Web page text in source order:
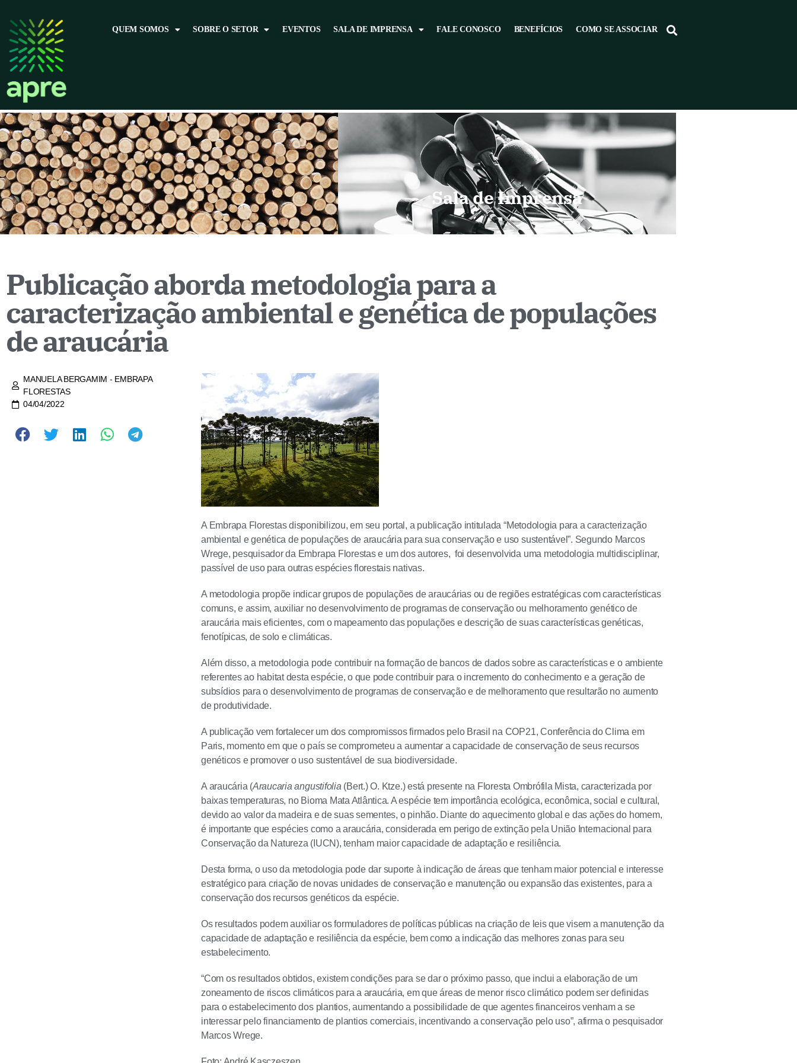
QUEM SOMOS SOBRE O SETOR EVENTOS SALA DE IMPRENSA FALE CONOSCO BENEFÍCIOS COMO SE ASSOCIAR
Sala de Imprensa
Publicação aborda metodologia para a
caracterização ambiental e genética de populações
de araucária
MANUELA BERGAMIM - EMBRAPA
FLORESTAS
04/04/2022
A Embrapa Florestas disponibilizou, em seu portal, a publicação intitulada “Metodologia para a caracterização
ambiental e genética de populações de araucária para sua conservação e uso sustentável”. Segundo Marcos
Wrege, pesquisador da Embrapa Florestas e um dos autores, foi desenvolvida uma metodologia multidisciplinar,
passível de uso para outras espécies florestais nativas.
A metodologia propõe indicar grupos de populações de araucárias ou de regiões estratégicas com características
comuns, e assim, auxiliar no desenvolvimento de programas de conservação ou melhoramento genético de
araucária mais eficientes, com o mapeamento das populações e descrição de suas características genéticas,
fenotípicas, de solo e climáticas.
Além disso, a metodologia pode contribuir na formação de bancos de dados sobre as características e o ambiente
referentes ao habitat desta espécie, o que pode contribuir para o incremento do conhecimento e a geração de
subsídios para o desenvolvimento de programas de conservação e de melhoramento que resultarão no aumento
de produtividade.
A publicação vem fortalecer um dos compromissos firmados pelo Brasil na COP21, Conferência do Clima em
Paris, momento em que o país se comprometeu a aumentar a capacidade de conservação de seus recursos
genéticos e promover o uso sustentável de sua biodiversidade.
A araucária (Araucaria angustifolia(Bert.) O. Ktze.) está presente na Floresta Ombrófila Mista, caracterizada por
baixas temperaturas, no Bioma Mata Atlântica. A espécie tem importância ecológica, econômica, social e cultural,
devido ao valor da madeira e de suas sementes, o pinhão. Diante do aquecimento global e das ações do homem,
é importante que espécies como a araucária, considerada em perigo de extinção pela União Internacional para
Conservação da Natureza (IUCN), tenham maior capacidade de adaptação e resiliência.
Desta forma, o uso da metodologia pode dar suporte à indicação de áreas que tenham maior potencial e interesse
estratégico para criação de novas unidades de conservação e manutenção ou expansão das existentes, para a
conservação dos recursos genéticos da espécie.
Os resultados podem auxiliar os formuladores de políticas públicas na criação de leis que visem a manutenção da
capacidade de adaptação e resiliência da espécie, bem como a indicação das melhores zonas para seu
estabelecimento.
“Com os resultados obtidos, existem condições para se dar o próximo passo, que inclui a elaboração de um
zoneamento de riscos climáticos para a araucária, em que áreas de menor risco climático podem ser definidas
para o estabelecimento dos plantios, aumentando a possibilidade de que agentes financeiros venham a se
interessar pelo financiamento de plantios comerciais, incentivando a conservação pelo uso”, afirma o pesquisador
Marcos Wrege.